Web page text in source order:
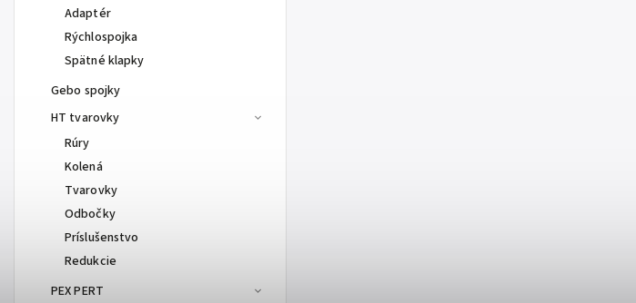
Adaptér
Rýchlospojka
Spätné klapky
Gebo spojky
HT tvarovky
Rúry
Kolená
Tvarovky
Odbočky
Príslušenstvo
Redukcie
PEX PERT